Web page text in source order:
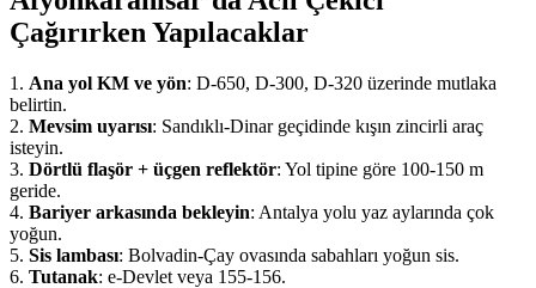
Çağırırken Yapılacaklar
1. Ana yol KM ve yön: D-650, D-300, D-320 üzerinde mutlaka
belirtin.
2. Mevsim uyarısı: Sandıklı-Dinar geçidinde kışın zincirli araç
isteyin.
3. Dörtlü flaşör + üçgen reflektör: Yol tipine göre 100-150 m
geride.
4. Bariyer arkasında bekleyin: Antalya yolu yaz aylarında çok
yoğun.
5. Sis lambası: Bolvadin-Çay ovasında sabahları yoğun sis.
6. Tutanak: e-Devlet veya 155-156.